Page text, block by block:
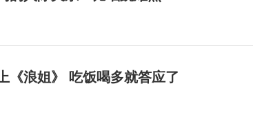
《浪姐》 吃饭喝多就答应了